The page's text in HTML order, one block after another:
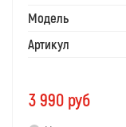
Модель
Артикул
3 990 руб